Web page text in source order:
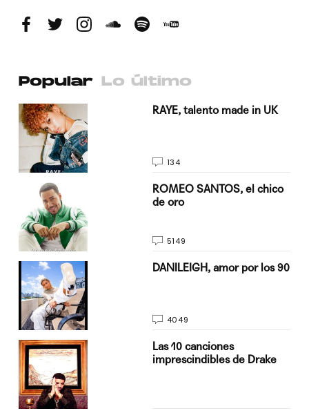
Popular Lo último
RAYE, talento made in UK
134
ROMEO SANTOS, el chico
de oro
5149
DANILEIGH, amor por los 90
4049
Las 10 canciones
imprescindibles de Drake